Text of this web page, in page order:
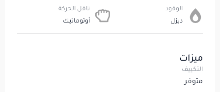
الوقود
ديزل
ناقل الحركة
أوتوماتيك
ميزات
التكييف
متوفر